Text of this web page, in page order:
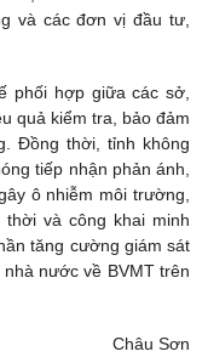
và các đơn vị đầu tư,
phối hợp giữa các sở,
quả kiểm tra, bảo đảm
Đồng thời, tỉnh không
tiếp nhận phản ánh,
ô nhiễm môi trường,
và công khai minh
tăng cường giám sát
nước về BVMT trên
Châu Sơn